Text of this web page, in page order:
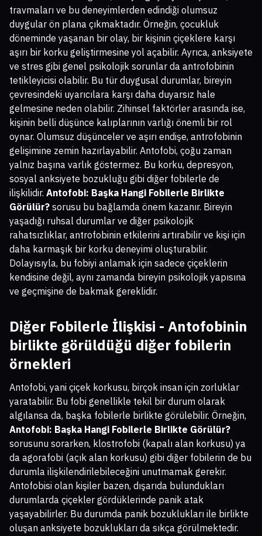
travmaları ve bu deneyimlerden edindiği olumsuz
duygular ön plana çıkmaktadır. Örneğin, çocukluk
döneminde yaşanan bir olay, bir kişinin çiçeklere karşı
aşırı bir korku geliştirmesine yol açabilir. Ayrıca, anksiyete
ve stres gibi genel psikolojik sorunlar da antrofobinin
tetikleyicisi olabilir. Bu tür duygusal durumlar, bireyin
çevresindeki uyarıcılara karşı daha duyarsız hale
gelmesine neden olabilir. Zihinsel faktörler arasında ise,
kişinin belli düşünce kalıplarının varlığı önemli bir rol
oynar. Olumsuz düşünceler ve aşırı endişe, antrofobinin
gelişimine zemin hazırlayabilir. Antofobi, çoğu zaman
yalnız başına varlık göstermez. Bu korku, depresyon,
sosyal anksiyete bozukluğu gibi diğer fobilerle de
ilişkilidir. Antofobi: Başka Hangi Fobilerle Birlikte
Görülür? sorusu bu bağlamda önem kazanır. Bireyin
yaşadığı ruhsal durumlar ve diğer psikolojik
rahatsızlıklar, antrofobinin etkilerini artırabilir ve kişi için
daha karmaşık bir korku deneyimi oluşturabilir.
Dolayısıyla, bu fobiyi anlamak için sadece çiçeklerin
kendisine değil, aynı zamanda bireyin psikolojik yapısına
ve geçmişine de bakmak gereklidir.
Diğer Fobilerle İlişkisi - Antofobinin
birlikte görüldüğü diğer fobilerin
örnekleri
Antofobi, yani çiçek korkusu, birçok insan için zorluklar
yaratabilir. Bu fobi genellikle tekil bir durum olarak
algılansa da, başka fobilerle birlikte görülebilir. Örneğin,
Antofobi: Başka Hangi Fobilerle Birlikte Görülür?
sorusunu sorarken, klostrofobi (kapalı alan korkusu) ya
da agorafobi (açık alan korkusu) gibi diğer fobilerin de bu
durumla ilişkilendirilebileceğini unutmamak gerekir.
Antofobisi olan kişiler bazen, dışarıda bulundukları
durumlarda çiçekler gördüklerinde panik atak
yaşayabilirler. Bu durumda panik bozuklukları ile birlikte
oluşan anksiyete bozuklukları da sıkça görülmektedir.